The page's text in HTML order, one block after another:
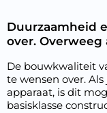
Duurzaamheid
over. Overweeg
De bouwkwaliteit
te wensen over.
apparaat, is dit
basisklasse